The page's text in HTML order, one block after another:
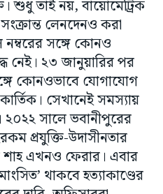
শুধু তাই নয়, বায়োমেট্রিক
লেনদেনও করা
সঙ্গে কোনও
নেই। ২৩ জানুয়ারির পর
কোনওভাবে যোগাযোগ
সেখানেই সমস্যায়
২০২২ সালে ভবানীপুরের
প্রযুক্তি-উদাসীনতার
শাহ এখনও ফেরার। এবার
থাকবে হত্যাকাণ্ডের